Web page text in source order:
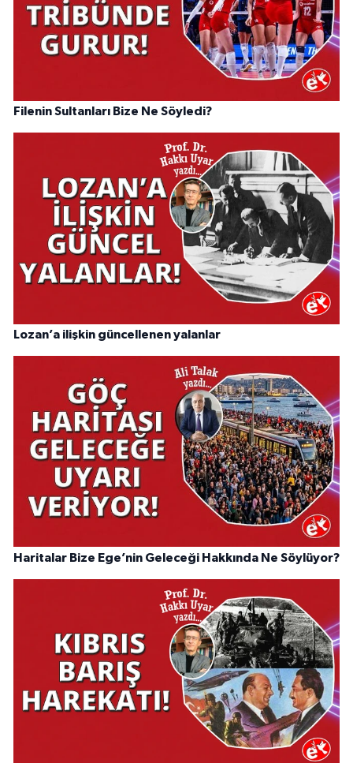
Filenin Sultanları Bize Ne Söyledi?
Lozan’a ilişkin güncellenen yalanlar
Haritalar Bize Ege’nin Geleceği Hakkında Ne Söylüyor?